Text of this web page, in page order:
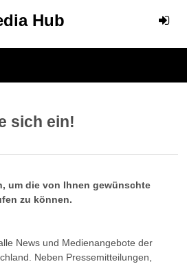
Hub
sich ein!
um die von Ihnen gewünschte
zu können.
News und Medienangebote der
Neben Pressemitteilungen,